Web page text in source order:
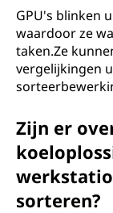
GPU's blinken
waardoor ze
taken.Ze
vergelijkingen
Zijn er
sorteren?